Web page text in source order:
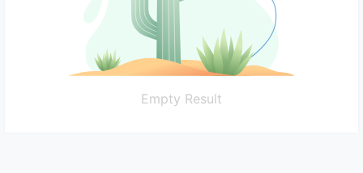
Empty Result